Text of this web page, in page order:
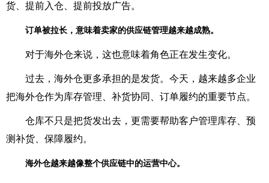
货、提前入仓、提前投放广告。
订单被拉长，意味着卖家的供应链管理越来越成熟。
对于海外仓来说，这也意味着角色正在发生变化。
过去，海外仓更多承担的是发货。今天，越来越多企业
把海外仓作为库存管理、补货协同、订单履约的重要节点。
仓库不只是把货发出去，更需要帮助客户管理库存、预
测补货、保障履约。
海外仓越来越像整个供应链中的运营中心。